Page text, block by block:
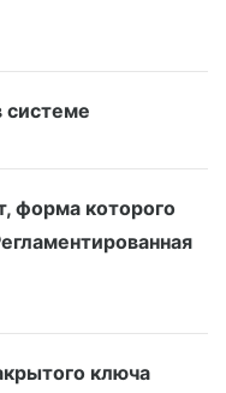
системе
форма которого
ключа